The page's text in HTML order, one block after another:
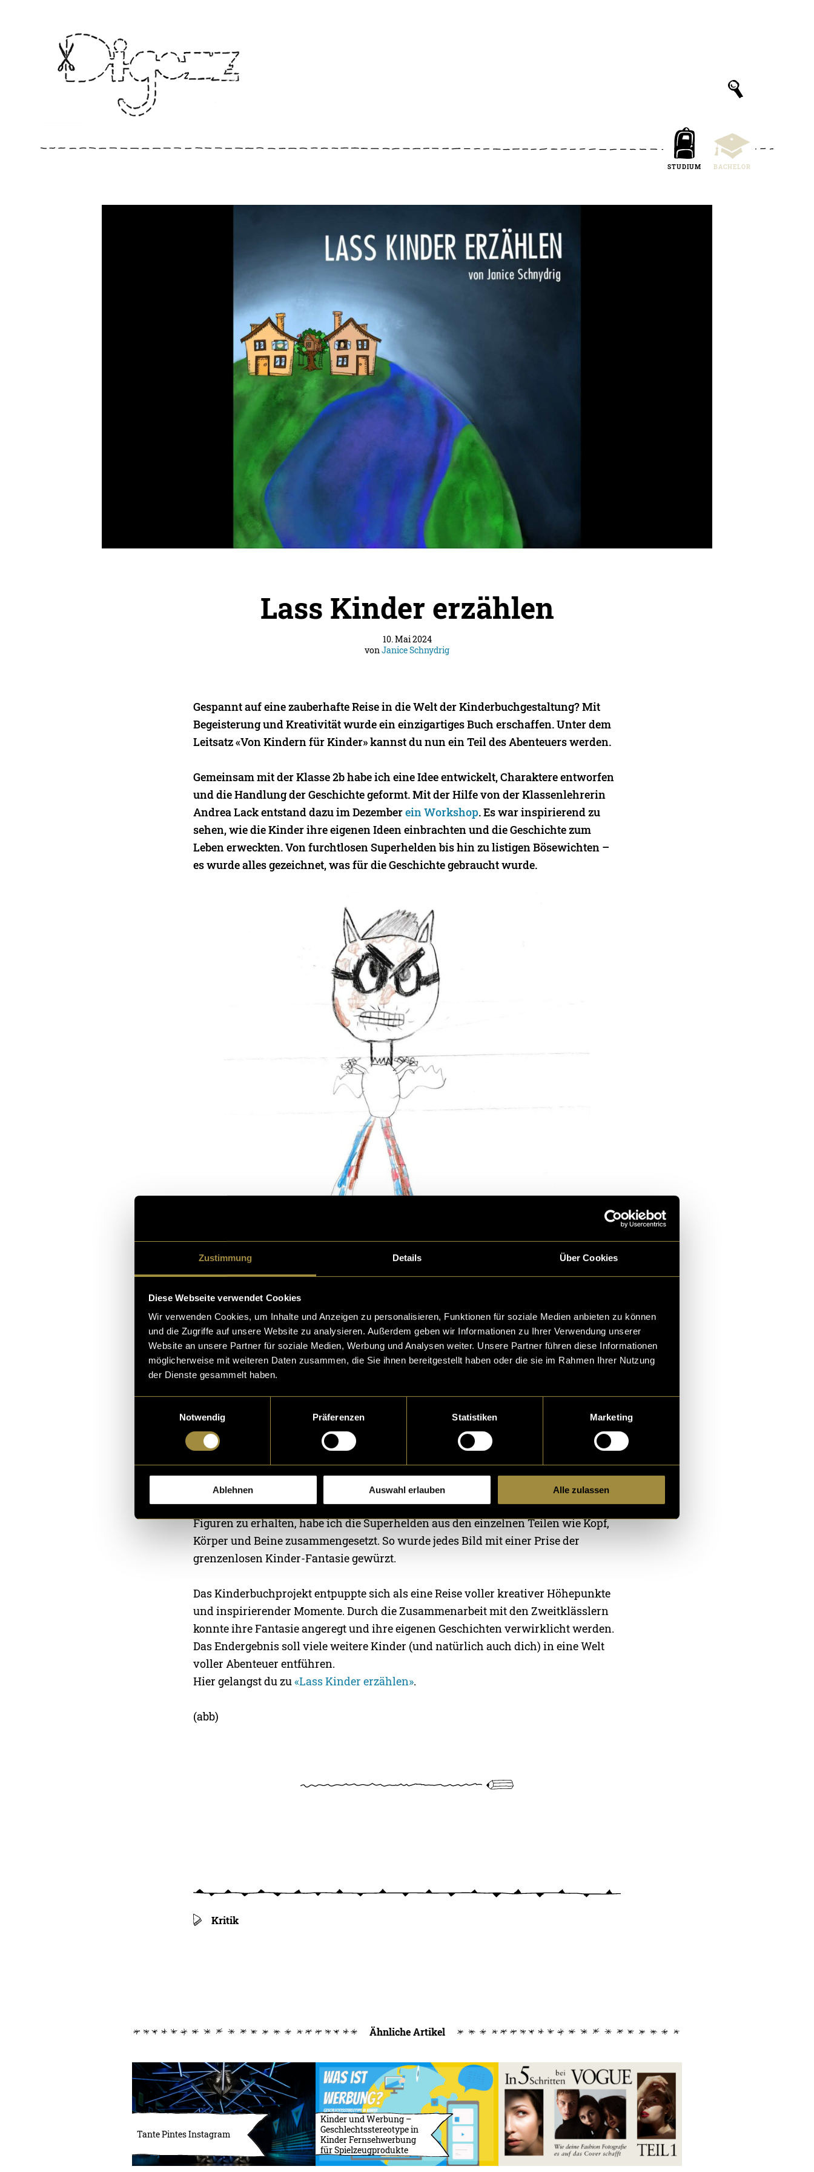
Zustimmung Details Über Cookies
Diese Webseite verwendet Cookies
Wir verwenden Cookies, um Inhalte und Anzeigen zu personalisieren, Funktionen für soziale Medien anbieten zu können
und die Zugriffe auf unsere Website zu analysieren. Außerdem geben wir Informationen zu Ihrer Verwendung unserer
Website an unsere Partner für soziale Medien, Werbung und Analysen weiter. Unsere Partner führen diese Informationen
möglicherweise mit weiteren Daten zusammen, die Sie ihnen bereitgestellt haben oder die sie im Rahmen Ihrer Nutzung
der Dienste gesammelt haben.
Notwendig
Präferenzen Statistiken Marketing
Ablehnen Auswahl erlauben Alle zulassen
STUDIUM BACHELOR
Lass Kinder erzählen
10. Mai 2024
vonJanice Schnydrig
Gespannt auf eine zauberhafte Reise in die Welt der Kinderbuchgestaltung? Mit
Begeisterung und Kreativität wurde ein einzigartiges Buch erschaffen. Unter dem
Leitsatz «Von Kindern für Kinder» kannst du nun ein Teil des Abenteuers werden.
Gemeinsam mit der Klasse 2b habe ich eine Idee entwickelt, Charaktere entworfen
und die Handlung der Geschichte geformt. Mit der Hilfe von der Klassenlehrerin
Andrea Lack entstand dazu im Dezemberein Workshop. Es war inspirierend zu
sehen, wie die Kinder ihre eigenen Ideen einbrachten und die Geschichte zum
Leben erweckten. Von furchtlosen Superhelden bis hin zu listigen Bösewichten –
es wurde alles gezeichnet, was für die Geschichte gebraucht wurde.
Die Illustrationen habe ich schliesslich mit Sketchbook Pro umgesetzt. Dazu
scannte und bearbeitete ich die Skizzen der Schüler. Um die bestmöglichsten
Figuren zu erhalten, habe ich die Superhelden aus den einzelnen Teilen wie Kopf,
Körper und Beine zusammengesetzt. So wurde jedes Bild mit einer Prise der
grenzenlosen Kinder-Fantasie gewürzt.
Das Kinderbuchprojekt entpuppte sich als eine Reise voller kreativer Höhepunkte
und inspirierender Momente. Durch die Zusammenarbeit mit den Zweitklässlern
konnte ihre Fantasie angeregt und ihre eigenen Geschichten verwirklicht werden.
Das Endergebnis soll viele weitere Kinder (und natürlich auch dich) in eine Welt
voller Abenteuer entführen.
Hier gelangst du zu«Lass Kinder erzählen».
(abb)
Kritik
Ähnliche Artikel
Tante Pintes Instagram
Kinder und Werbung –
Geschlechtsstereotype in
Kinder Fernsehwerbung
für Spielzeugprodukte